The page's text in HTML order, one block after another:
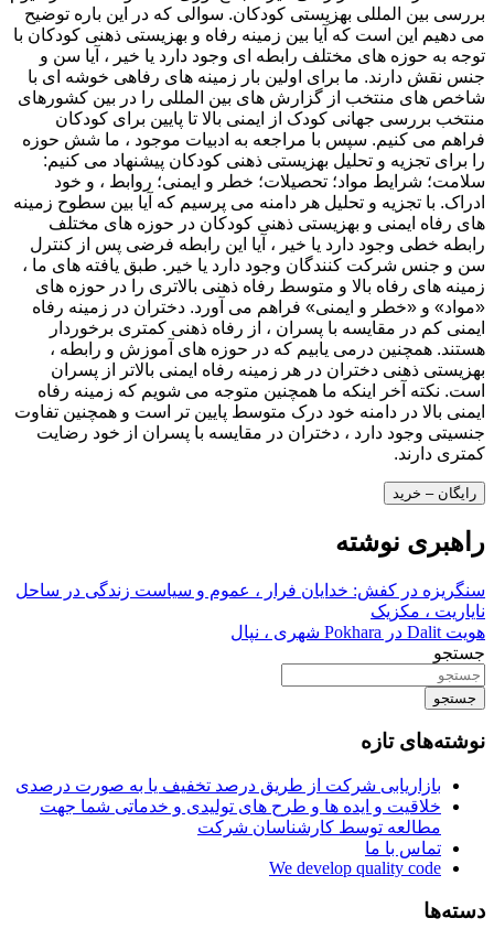
بررسی بین المللی بهزیستی کودکان. سوالی که در این باره توضیح
می دهیم این است که آیا بین زمینه رفاه و بهزیستی ذهنی کودکان با
توجه به حوزه های مختلف رابطه ای وجود دارد یا خیر ، آیا سن و
جنس نقش دارند. ما برای اولین بار زمینه های رفاهی خوشه ای با
شاخص های منتخب از گزارش های بین المللی را در بین کشورهای
منتخب بررسی جهانی کودک از ایمنی بالا تا پایین برای کودکان
فراهم می کنیم. سپس با مراجعه به ادبیات موجود ، ما شش حوزه
را برای تجزیه و تحلیل بهزیستی ذهنی کودکان پیشنهاد می کنیم:
سلامت؛ شرایط مواد؛ تحصیلات؛ خطر و ایمنی؛ روابط ، و خود
ادراک. با تجزیه و تحلیل هر دامنه می پرسیم که آیا بین سطوح زمینه
های رفاه ایمنی و بهزیستی ذهنی کودکان در حوزه های مختلف
رابطه خطی وجود دارد یا خیر ، آیا این رابطه فرضی پس از کنترل
سن و جنس شرکت کنندگان وجود دارد یا خیر. طبق یافته های ما ،
زمینه های رفاه بالا و متوسط ​​رفاه ذهنی بالاتری را در حوزه های
«مواد» و «خطر و ایمنی» فراهم می آورد. دختران در زمینه رفاه
ایمنی کم در مقایسه با پسران ، از رفاه ذهنی کمتری برخوردار
هستند. همچنین درمی یابیم که در حوزه های آموزش و رابطه ،
بهزیستی ذهنی دختران در هر زمینه رفاه ایمنی بالاتر از پسران
است. نکته آخر اینکه ما همچنین متوجه می شویم که زمینه رفاه
ایمنی بالا در دامنه خود درک متوسط ​​پایین تر است و همچنین تفاوت
جنسیتی وجود دارد ، دختران در مقایسه با پسران از خود رضایت
کمتری دارند.
رایگان – خرید
راهبری نوشته
سنگریزه در کفش: خدایان فرار ، عموم و سیاست زندگی در ساحل
نایاریت ، مکزیک
هویت Dalit در Pokhara شهری ، نپال
جستجو
جستجو
نوشته‌های تازه
بازاریابی شرکت از طریق درصد تخفیف یا به صورت درصدی
خلاقیت و ایده ها و طرح های تولیدی و خدماتی شما جهت
مطالعه توسط کارشناسان شرکت
تماس با ما
We develop quality code
دسته‌ها